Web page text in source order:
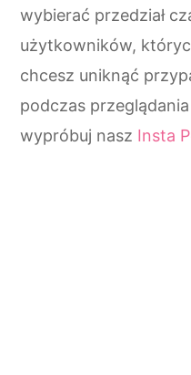
wybierać przedział
użytkowników,
chcesz uniknąć
podczas
wypróbuj nasz Insta